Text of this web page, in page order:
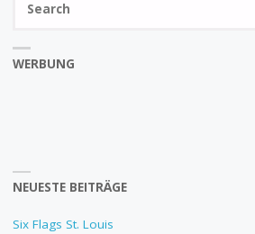
WERBUNG
NEUESTE BEITRÄGE
Six Flags St. Louis